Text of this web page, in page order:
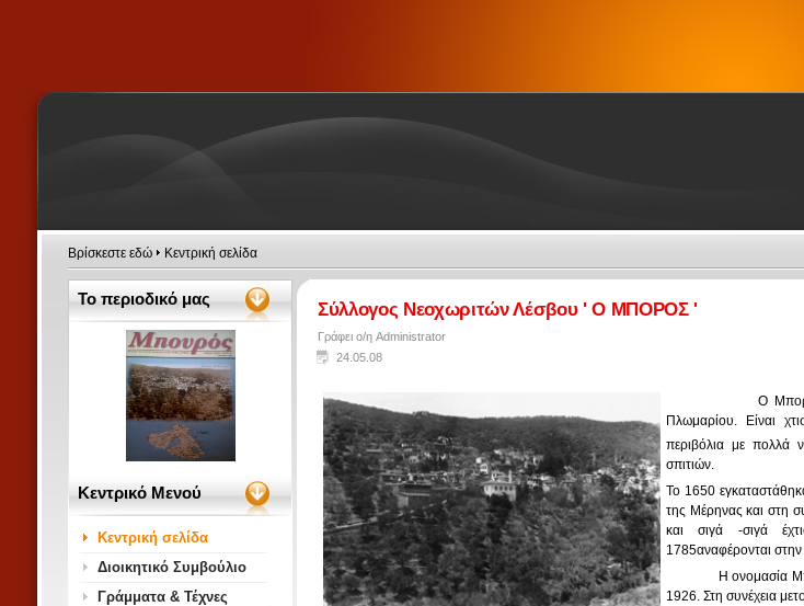
Βρίσκεστε εδώ Κεντρική σελίδα
Σύλλογος Νεοχωριτών Λέσβου ' Ο ΜΠΟΡΟΣ '
Γράφει ο/η Administrator
24.05.08
Ο
Πλωμαρίου. Είναι
περιβόλια με πολλά
σπιτιών.
Το 1650
της Μέρηνας και στη
και σιγά -σιγά
1785αναφέρονται
Η ονομασία
1926. Στη συνέχεια
Το περιοδικό μας
Κεντρικό Μενού
Κεντρική σελίδα
Διοικητικό Συμβούλιο
Γράμματα & Τέχνες